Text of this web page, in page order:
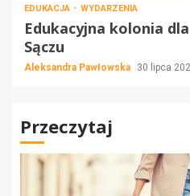
EDUKACJA WYDARZENIA
Edukacyjna kolonia
Sączu
Aleksandra Pawłowska 30 lipca
Przeczytaj